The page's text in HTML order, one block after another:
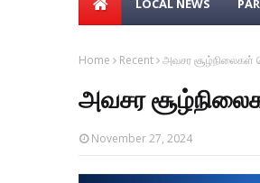
LOCAL NEWS
Home Recent அவசர சூழ்நிலைகள்
அவசர
November 27, 2024